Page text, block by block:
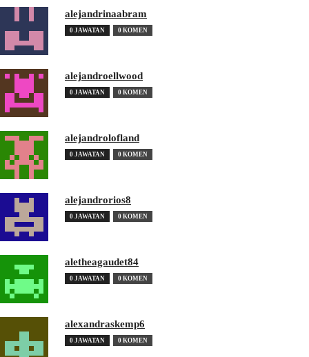
alejandrinaabram
0 JAWATAN 0 KOMEN
alejandroellwood
0 JAWATAN 0 KOMEN
alejandrolofland
0 JAWATAN 0 KOMEN
alejandrorios8
0 JAWATAN 0 KOMEN
aletheagaudet84
0 JAWATAN 0 KOMEN
alexandraskemp6
0 JAWATAN 0 KOMEN